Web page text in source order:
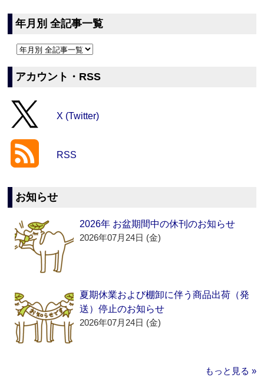
年月別 全記事一覧
アカウント・RSS
X (Twitter)
RSS
お知らせ
2026年 お盆期間中の休刊のお知らせ
2026年07月24日 (金)
夏期休業および棚卸に伴う商品出荷（発
送）停止のお知らせ
2026年07月24日 (金)
もっと見る »